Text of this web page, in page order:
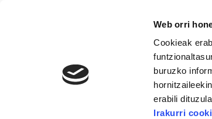
Web orri
Cookieak
buruzko
erabili
Irakurri
ERTZAINTZA /